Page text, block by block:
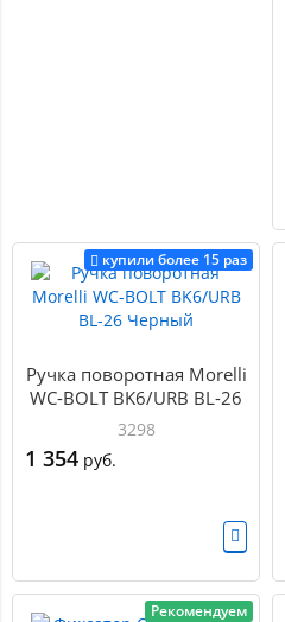
купили более 15 раз
Ручка поворотная Morelli
WC-BOLT BK6/URB BL-26
Черный
3298
1 354 руб.
Рекомендуем